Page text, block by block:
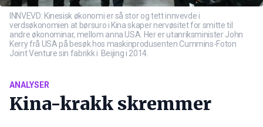
INNVEVD: Kinesisk økonomi er så stor og tett innvevde i
verdsøkonomien at børsuro i Kina skaper nervøsitet for smitte til
andre økonominar, mellom anna USA. Her er utanriksminister John
Kerry frå USA på besøk hos maskinprodusenten Cummins-Foton
Joint Venture sin fabrikk i Beijing i 2014.
ANALYSER
Kina-krakk skremmer